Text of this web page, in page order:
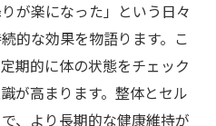
が楽になった」という日々
的な効果を物語ります。こ
期的に体の状態をチェック
が高まります。整体とセル